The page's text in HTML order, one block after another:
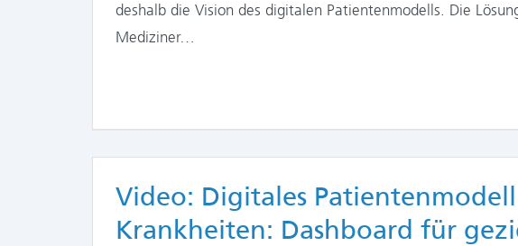
deshalb die Vision des digitalen Patientenmodells. Die
Mediziner…
Video: Digitales
Krankheiten: Dashboard für